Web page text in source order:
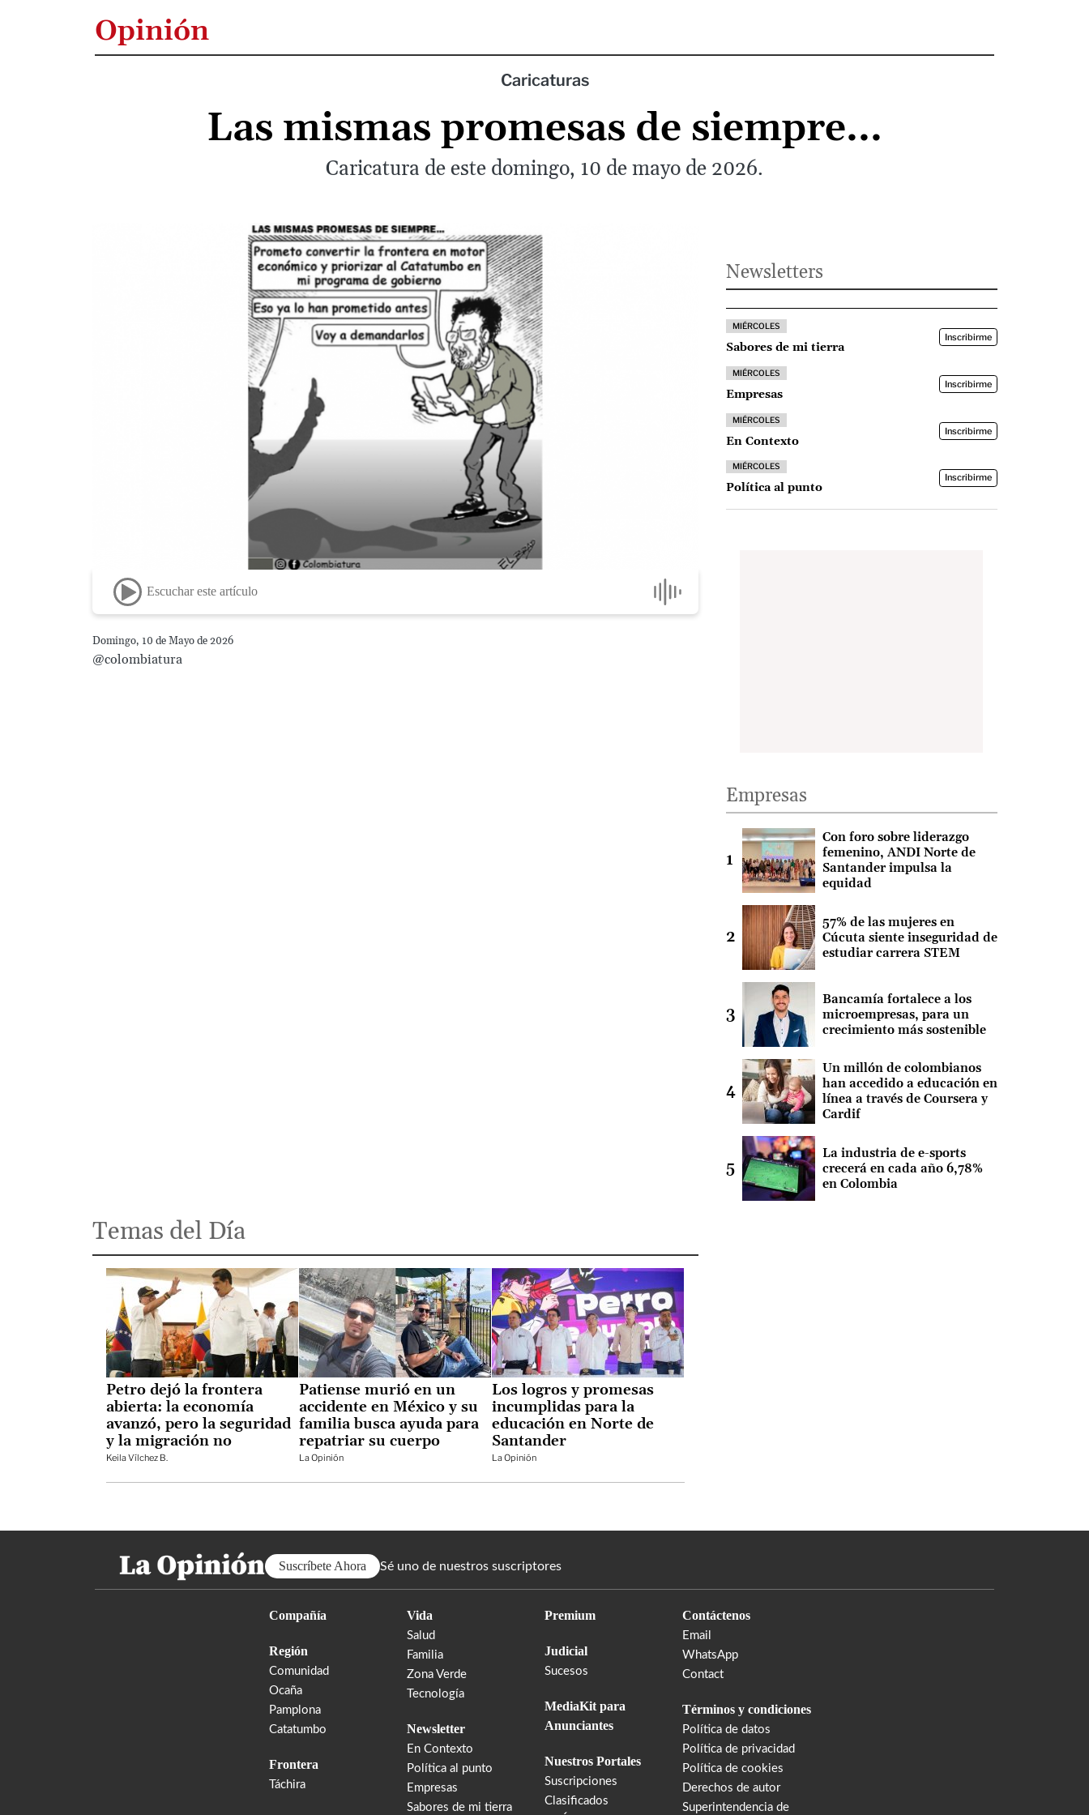
Opinión
Caricaturas
Las mismas promesas de siempre...
Caricatura de este domingo, 10 de mayo de 2026.
Escuchar este artículo
Domingo, 10 de Mayo de 2026
@colombiatura
Temas del Día
Petro dejó la frontera
abierta: la economía
avanzó, pero la seguridad
y la migración no
Keila Vílchez B.
Patiense murió en un
accidente en México y su
familia busca ayuda para
repatriar su cuerpo
La Opinión
Los logros y promesas
incumplidas para la
educación en Norte de
Santander
La Opinión
Newsletters
MIÉRCOLES
Sabores de mi tierra
Inscribirme
MIÉRCOLES
Empresas
Inscribirme
MIÉRCOLES
En Contexto
Inscribirme
MIÉRCOLES
Política al punto
Inscribirme
Empresas
Con foro sobre liderazgo
femenino, ANDI Norte de
Santander impulsa la
equidad
57% de las mujeres en
Cúcuta siente inseguridad de
estudiar carrera STEM
Bancamía fortalece a los
microempresas, para un
crecimiento más sostenible
Un millón de colombianos
han accedido a educación en
línea a través de Coursera y
Cardif
La industria de e-sports
crecerá en cada año 6,78%
en Colombia
Suscríbete Ahora Sé uno de nuestros suscriptores
Compañía
Región
Comunidad
Ocaña
Pamplona
Catatumbo
Frontera
Táchira
Vida
Salud
Familia
Zona Verde
Tecnología
Newsletter
En Contexto
Política al punto
Empresas
Sabores de mi tierra
Premium
Judicial
Sucesos
MediaKit para
Anunciantes
Nuestros Portales
Suscripciones
Clasificados
Contáctenos
Email
WhatsApp
Contact
Términos y condiciones
Política de datos
Política de privacidad
Política de cookies
Derechos de autor
Superintendencia de